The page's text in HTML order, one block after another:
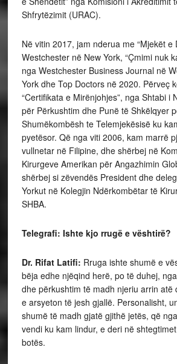
Shfrytëzimit (URAC).
Në vitin 2017, jam nderua me “Mjekët e
Westchester në New York, “Çmimi nuk
nga Westchester Business Journal në
York dhe Top Doctors në 2020. Përveç
“Certifikata e Mirënjohjes”, nga Shtabi i
për Përkushtim dhe Punë të Shkëlqyer
Shumëkombësh te Telemjekësisë ku
pyetësor. Që nga viti 2006, kam marrë
vullnetar në Filipine, dhe shërbej në
Kirurgeve Amerikan për Angazhimin
shërbej si zëvendës President dhe
Yorkut në Kolegjin Ndërkombëtar të
SHBA.
Telegrafi: Ishte kjo rrugë e vështirë?
Dr. Rifat Latifi: Rruga ishte shumë e
bëja edhe njëqind herë, po të duhej,
dhe përkushtim të madh njeriu arrin atë
e arsyeton të jesh gjallë. Personalisht,
shumë të madh gjatë gjithë jetës, që
vendi ku kam lindur, e deri në
botës.